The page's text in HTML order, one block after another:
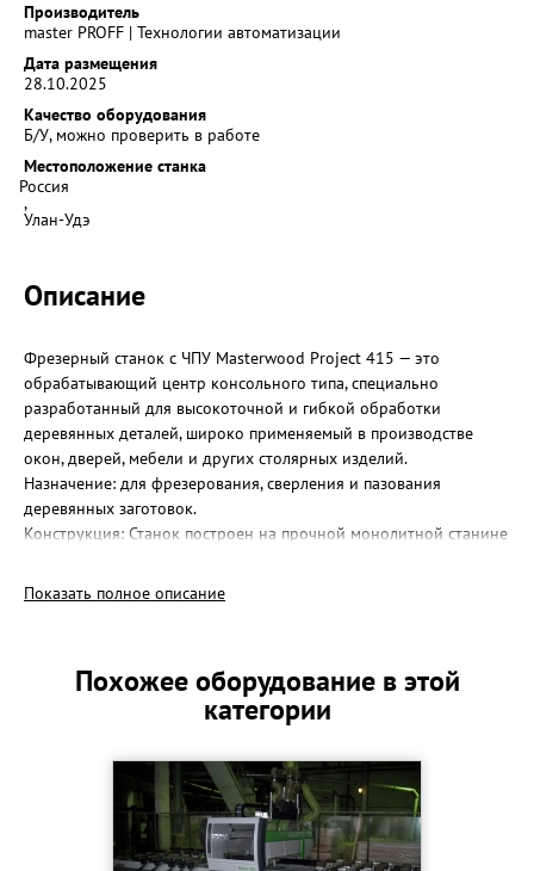
Производитель
master PROFF | Технологии автоматизации
Дата размещения
28.10.2025
Качество оборудования
Б/У, можно проверить в работе
Местоположение станка
Россия
,
Улан-Удэ
Описание
Фрезерный станок с ЧПУ Masterwood Project 415 — это
обрабатывающий центр консольного типа, специально
разработанный для высокоточной и гибкой обработки
деревянных деталей, широко применяемый в производстве
окон, дверей, мебели и других столярных изделий.
Назначение: для фрезерования, сверления и пазования
деревянных заготовок.
Конструкция: Станок построен на прочной монолитной станине
портал) конструкцию.
Рабочий стол: Консольно-балочный (pod and rail table) стол с
размеров.
Система управления: Masterwork MW 310.
Рабочая зона по оси X 3100мм
Рабочая зона по оси Y 1260мм
Рабочая зона по оси Z 110 мм
Количество осей 3
Главный шпиндель Мощность 8-9 кВт , скорость до 24 000 об/
Показать полное описание
Похожее оборудование в этой
категории